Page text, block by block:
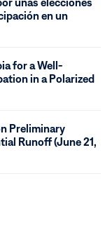
en un
for a Well-
in a Polarized
Preliminary
Runoff (June 21,